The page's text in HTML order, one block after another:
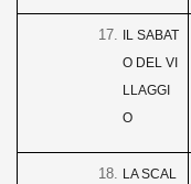
IL SABAT
O DEL VI
LLAGGI
O
LA SCAL